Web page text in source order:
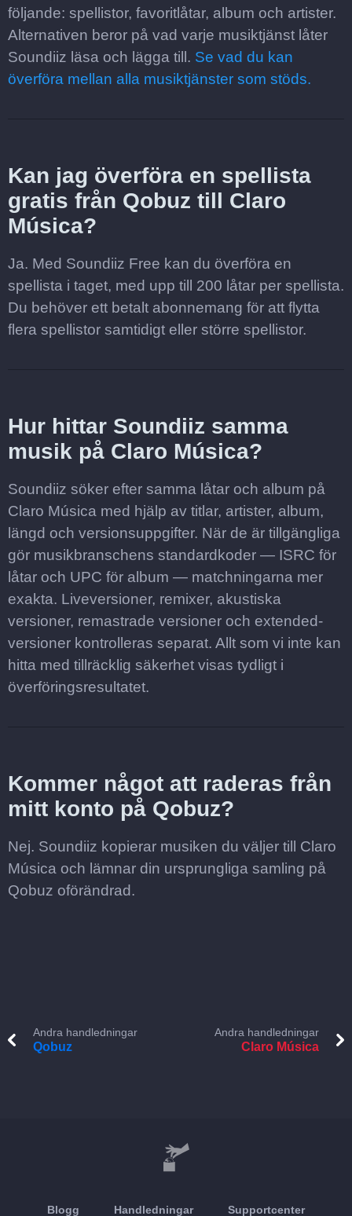
följande: spellistor, favoritlåtar, album och artister.
Alternativen beror på vad varje musiktjänst låter
Soundiiz läsa och lägga till. Se vad du kan
överföra mellan alla musiktjänster som stöds.
Kan jag överföra en spellista
gratis från Qobuz till Claro
Música?
Ja. Med Soundiiz Free kan du överföra en
spellista i taget, med upp till 200 låtar per spellista.
Du behöver ett betalt abonnemang för att flytta
flera spellistor samtidigt eller större spellistor.
Hur hittar Soundiiz samma
musik på Claro Música?
Soundiiz söker efter samma låtar och album på
Claro Música med hjälp av titlar, artister, album,
längd och versionsuppgifter. När de är tillgängliga
gör musikbranschens standardkoder — ISRC för
låtar och UPC för album — matchningarna mer
exakta. Liveversioner, remixer, akustiska
versioner, remastrade versioner och extended-
versioner kontrolleras separat. Allt som vi inte kan
hitta med tillräcklig säkerhet visas tydligt i
överföringsresultatet.
Kommer något att raderas från
mitt konto på Qobuz?
Nej. Soundiiz kopierar musiken du väljer till Claro
Música och lämnar din ursprungliga samling på
Qobuz oförändrad.
Andra handledningar
Qobuz
Andra handledningar
Claro Música
Blogg Handledningar Supportcenter